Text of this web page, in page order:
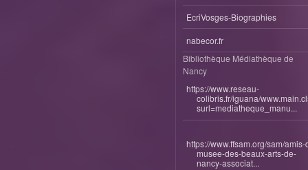
EcriVosges-Biographies
nabecor.fr
Bibliothèque Médiathèque de
Nancy
https://www.reseau-
colibris.fr/iguana/
surl=mediatheque_manu...
https://www.ffsam.org/sam/amis-
musee-des-beaux-arts-de-
nancy-associat...